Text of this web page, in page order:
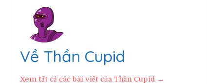
Về Thần Cupid
Xem tất cả các bài viết của Thần Cupid →